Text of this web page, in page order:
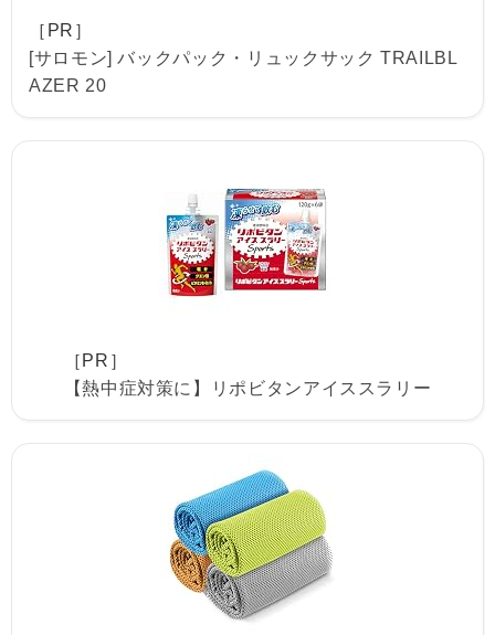
［PR］
[サロモン] バックパック・リュックサック TRAILBL
AZER 20
［PR］
【熱中症対策に】リポビタンアイススラリー